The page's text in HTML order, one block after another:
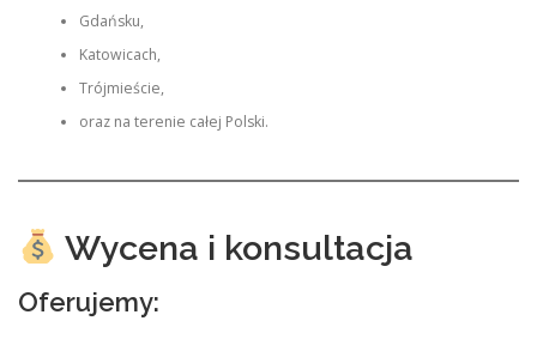
Gdańsku,
Katowicach,
Trójmieście,
oraz na terenie całej Polski.
Wycena i konsultacja
Oferujemy: